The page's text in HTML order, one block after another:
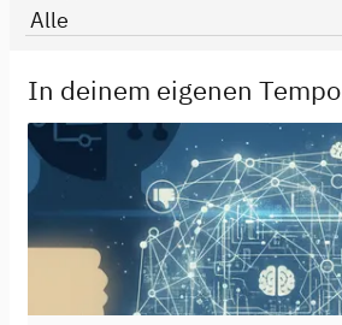
In deinem eigenen Tempo